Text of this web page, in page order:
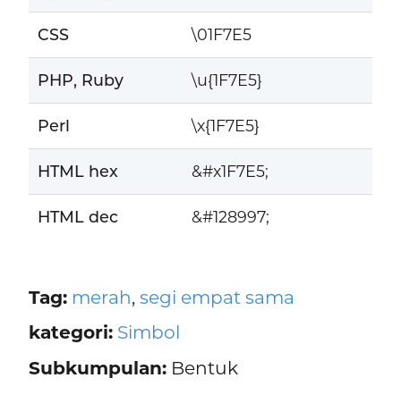
CSS \01F7E5
PHP, Ruby \u{1F7E5}
Perl \x{1F7E5}
HTML hex &#x1F7E5;
HTML dec &#128997;
Tag: merah, segi empat sama
kategori: Simbol
Subkumpulan:Bentuk